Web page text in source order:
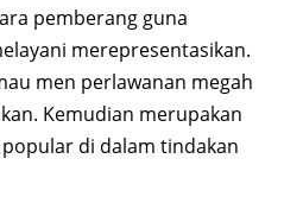
pemberang guna
merepresentasikan.
men perlawanan megah
Kemudian merupakan
di dalam tindakan